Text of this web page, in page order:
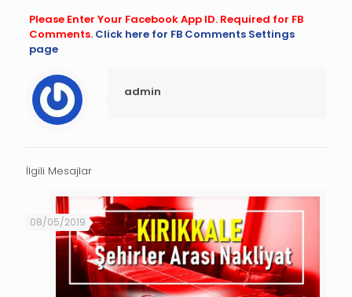
Please Enter Your Facebook App ID. Required for FB
Comments. Click here for FB Comments Settings
page
admin
İlgili Mesajlar
08/05/2019